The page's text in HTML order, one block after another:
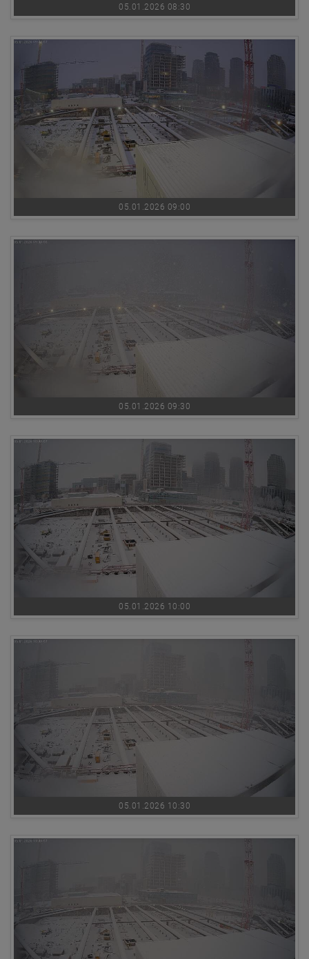
05.01.2026 08:30
05.01.2026 09:00
05.01.2026 09:30
05.01.2026 10:00
05.01.2026 10:30